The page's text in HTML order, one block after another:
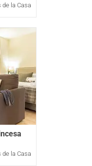
de la Casa
de la Casa